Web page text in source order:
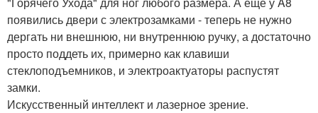
появились двери с электрозамками - теперь не нужно
дергать ни внешнюю, ни внутреннюю ручку, а достаточно
просто поддеть их, примерно как клавиши
стеклоподъемников, и электроактуаторы распустят
замки.
Искусственный интеллект и лазерное зрение.